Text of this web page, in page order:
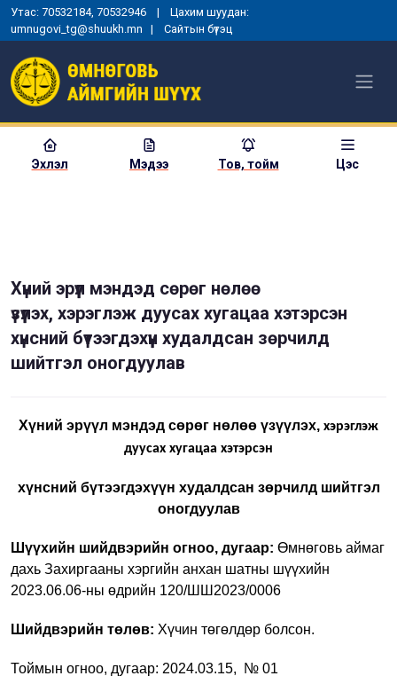
Утас: 70532184, 70532946 | Цахим шуудан:
umnugovi_tg@shuukh.mn | Сайтын бүтэц
Эхлэл Мэдээ Тов, тойм Цэс
Хүний эрүүл мэндэд сөрөг нөлөө
үзүүлэх, хэрэглэж дуусах хугацаа хэтэрсэн
хүнсний бүтээгдэхүүн худалдсан зөрчилд
шийтгэл оногдуулав
Хүний эрүүл мэндэд сөрөг нөлөө үзүүлэх, хэрэглэж
дуусах хугацаа хэтэрсэн
хүнсний бүтээгдэхүүн худалдсан зөрчилд шийтгэл
оногдуулав
Шүүхийн шийдвэрийн огноо, дугаар: Өмнөговь аймаг
дахь Захиргааны хэргийн анхан шатны шүүхийн
2023.06.06-ны өдрийн 120/ШШ2023/0006
Шийдвэрийн төлөв: Хүчин төгөлдөр болсон.
Тоймын огноо, дугаар: 2024.03.15, № 01